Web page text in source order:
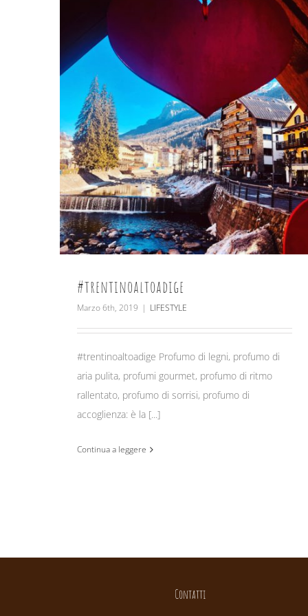
#trentinoaltoadige
Marzo 6th, 2019 | LIFESTYLE
#trentinoaltoadige Profumo di legni, profumo di
aria pulita, profumi gourmet, profumo di ritmo
rallentato, profumo di sorrisi, profumo di
accoglienza: è la [...]
Continua a leggere
Contatti